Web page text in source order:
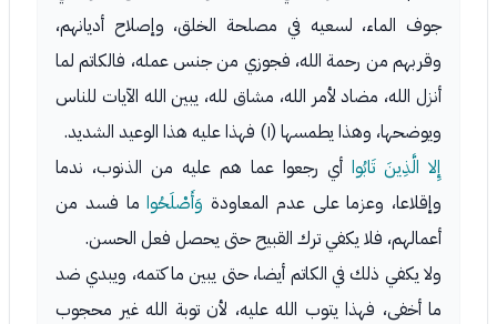
جوف الماء، لسعيه في مصلحة الخلق، وإصلاح أديانهم،
وقربهم من رحمة الله، فجوزي من جنس عمله، فالكاتم لما
أنزل الله، مضاد لأمر الله، مشاق لله، يبين الله الآيات للناس
ويوضحها، وهذا يطمسها (١) فهذا عليه هذا الوعيد الشديد.
إِلا الَّذِينَ تَابُوا أي رجعوا عما هم عليه من الذنوب، ندما
وإقلاعا، وعزما على عدم المعاودة وَأَصْلَحُواما فسد من
أعمالهم، فلا يكفي ترك القبيح حتى يحصل فعل الحسن.
ولا يكفي ذلك في الكاتم أيضا، حتى يبين ما كتمه، ويبدي ضد
ما أخفى، فهذا يتوب الله عليه، لأن توبة الله غير محجوب